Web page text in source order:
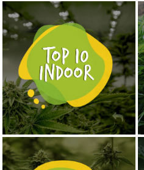
NASIONA MARIHUANY TOP 10 INDOOR
KUP TERAZ
NASIONA MARIHUANY TOP 10 AUTOFLOWERING
KUP TERAZ